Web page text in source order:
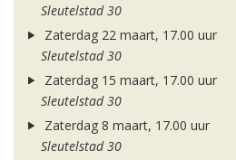
Sleutelstad 30
Zaterdag 22 maart, 17.00 uur
Sleutelstad 30
Zaterdag 15 maart, 17.00 uur
Sleutelstad 30
Zaterdag 8 maart, 17.00 uur
Sleutelstad 30